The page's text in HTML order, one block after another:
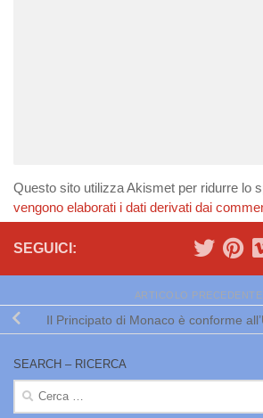
Questo sito utilizza Akismet per ridurre lo
vengono elaborati i dati derivati dai
SEGUICI:
ARTICOLO PRECEDENTE
Il Principato di Monaco è conforme
SEARCH – RICERCA
Ricerca